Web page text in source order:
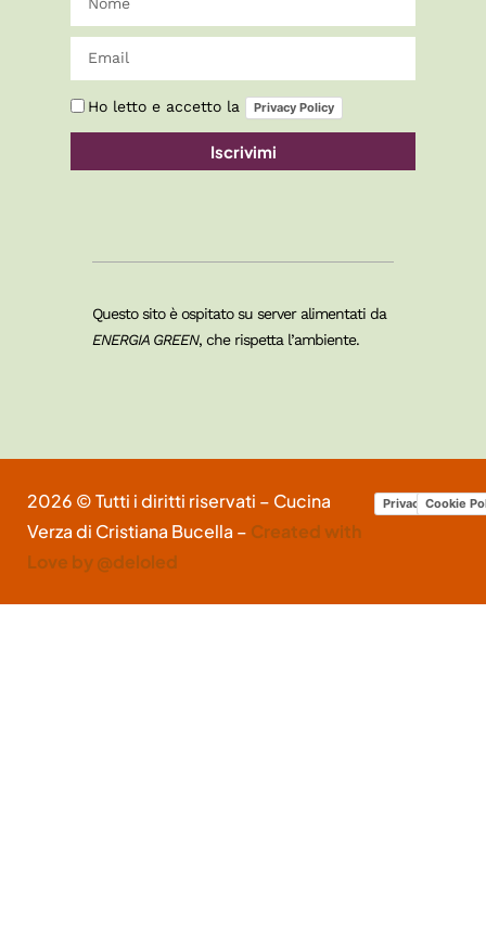
Ho letto e accetto la Privacy Policy
Iscrivimi
Questo sito è ospitato su server alimentati da
ENERGIA GREEN, che rispetta l’ambiente.
2026 © Tutti i diritti riservati – Cucina
Verza di Cristiana Bucella – Created with
Love by @deloled
Privacy Policy
Cookie